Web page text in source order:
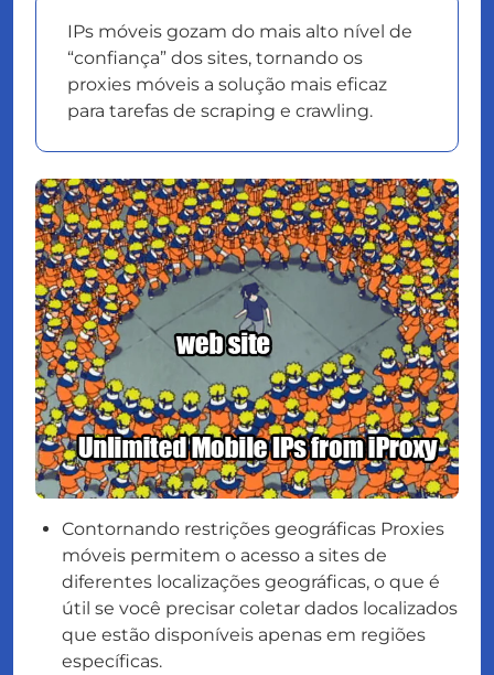
IPs móveis gozam do mais alto nível de
“confiança” dos sites, tornando os
proxies móveis a solução mais eficaz
para tarefas de scraping e crawling.
Contornando restrições geográficas Proxies
móveis permitem o acesso a sites de
diferentes localizações geográficas, o que é
útil se você precisar coletar dados localizados
que estão disponíveis apenas em regiões
específicas.